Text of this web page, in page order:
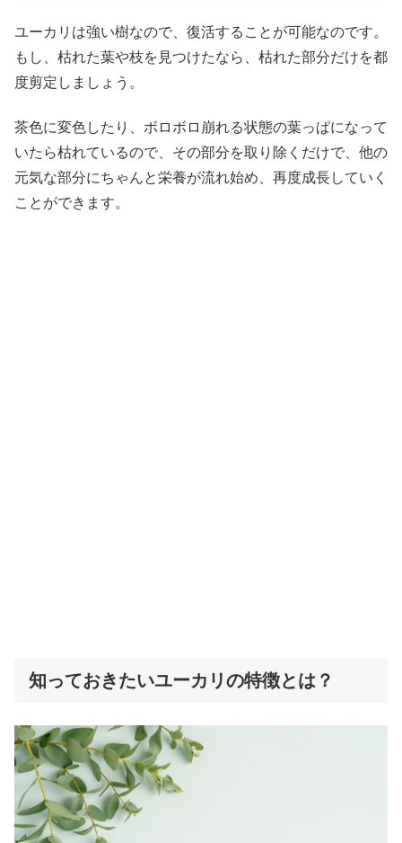
ユーカリは強い樹なので、復活することが可能なのです。
もし、枯れた葉や枝を見つけたなら、枯れた部分だけを都
度剪定しましょう。
茶色に変色したり、ボロボロ崩れる状態の葉っぱになって
いたら枯れているので、その部分を取り除くだけで、他の
元気な部分にちゃんと栄養が流れ始め、再度成長していく
ことができます。
知っておきたいユーカリの特徴とは？